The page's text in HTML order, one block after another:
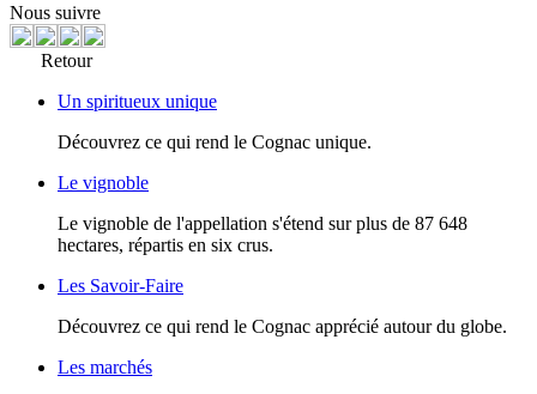
Nous suivre
Retour
Un spiritueux unique
Découvrez ce qui rend le Cognac unique.
Le vignoble
Le vignoble de l'appellation s'étend sur plus de 87 648
hectares, répartis en six crus.
Les Savoir-Faire
Découvrez ce qui rend le Cognac apprécié autour du globe.
Les marchés